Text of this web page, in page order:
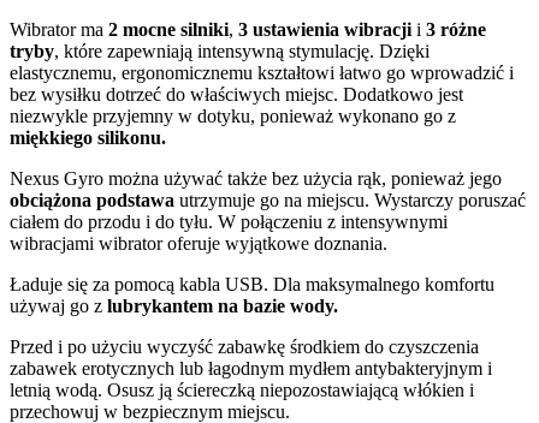
Wibrator ma 2 mocne silniki, 3 ustawienia wibracji i 3 różne
tryby, które zapewniają intensywną stymulację. Dzięki
elastycznemu, ergonomicznemu kształtowi łatwo go wprowadzić i
bez wysiłku dotrzeć do właściwych miejsc. Dodatkowo jest
niezwykle przyjemny w dotyku, ponieważ wykonano go z
miękkiego silikonu.
Nexus Gyro można używać także bez użycia rąk, ponieważ jego
obciążona podstawa utrzymuje go na miejscu. Wystarczy poruszać
ciałem do przodu i do tyłu. W połączeniu z intensywnymi
wibracjami wibrator oferuje wyjątkowe doznania.
Ładuje się za pomocą kabla USB. Dla maksymalnego komfortu
używaj go z lubrykantem na bazie wody.
Przed i po użyciu wyczyść zabawkę środkiem do czyszczenia
zabawek erotycznych lub łagodnym mydłem antybakteryjnym i
letnią wodą. Osusz ją ściereczką niepozostawiającą włókien i
przechowuj w bezpiecznym miejscu.